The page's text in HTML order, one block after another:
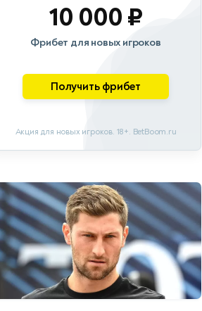
10 000 ₽
Фрибет для новых игроков
Получить фрибет
Акция для новых игроков. 18+. BetBoom.ru